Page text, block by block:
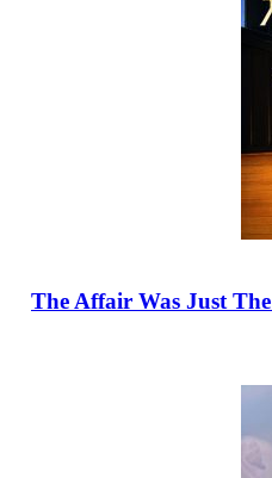
العلاقة كانت البداية فحسب The Affair Was Just The